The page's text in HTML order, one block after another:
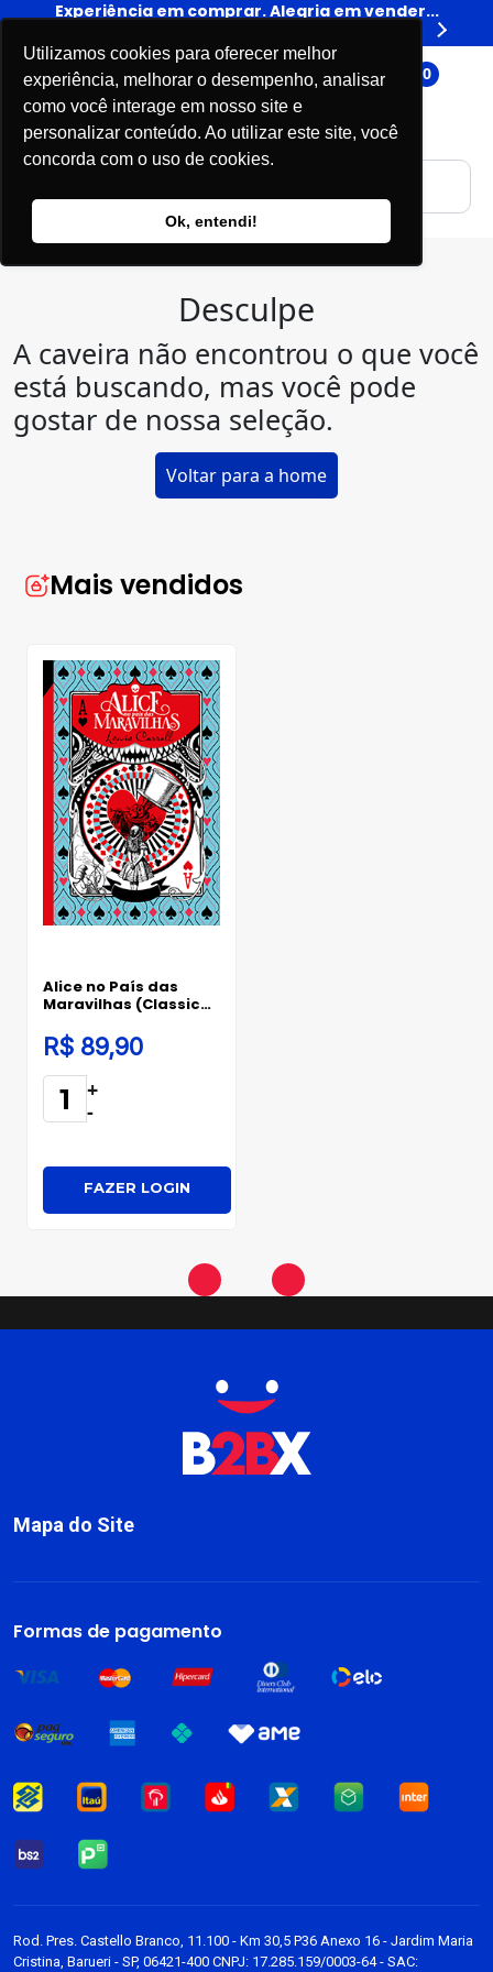
Utilizamos cookies para oferecer melhor
experiência, melhorar o desempenho, analisar
como você interage em nosso site e
personalizar conteúdo. Ao utilizar este site, você
concorda com o uso de cookies.
Ok, entendi!
Experiência em comprar. Alegria em vender...
0
Desculpe
A caveira não encontrou o que você
está buscando, mas você pode
gostar de nossa seleção.
Voltar para a home
Mais vendidos
Alice no País das
Maravilhas (Classic
R$ 89,90
+
-
FAZER LOGIN
Mapa do Site
Formas de pagamento
Rod. Pres. Castello Branco, 11.100 - Km 30,5 P36 Anexo 16 - Jardim Maria
Cristina, Barueri - SP, 06421-400 CNPJ: 17.285.159/0003-64 - SAC: